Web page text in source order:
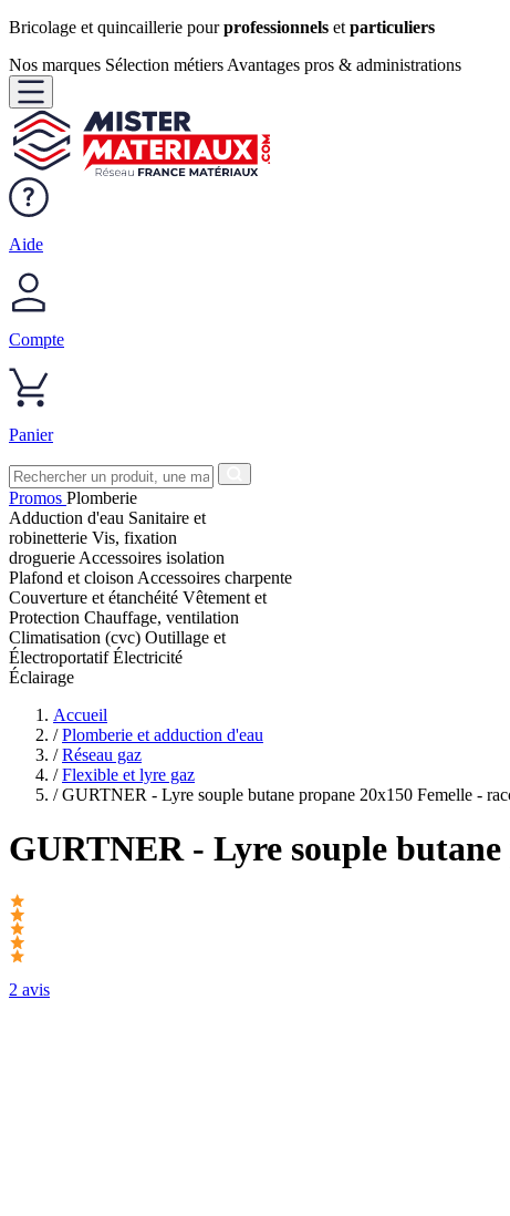
Bricolage et quincaillerie pourprofessionnels et particuliers
Nos marques Sélection métiers Avantages pros & administrations
Aide
Compte
Panier
Promos Plomberie
Adduction d'eau Sanitaire et
robinetterie Vis, fixation
droguerie Accessoires isolation
Plafond et cloison Accessoires charpente
Couverture et étanchéité Vêtement et
Protection Chauffage, ventilation
Climatisation (cvc) Outillage et
ÉlectroportatifÉlectricité
Éclairage
Accueil
/ Plomberie et adduction d'eau
/ Réseau gaz
/ Flexible et lyre gaz
/ GURTNER - Lyre souple butane propane 20x150 Femelle -
GURTNER- Lyre souple butane
2 avis